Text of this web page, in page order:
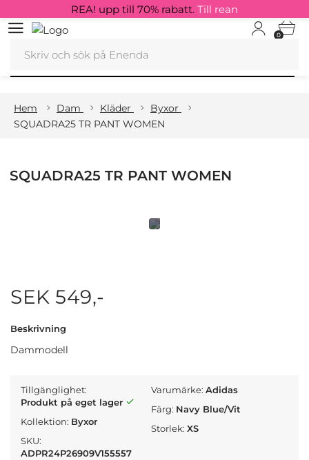
0
REA! upp till 70% rabatt. Till rean
Hem Dam Kläder
Byxor
SQUADRA25 TR PANT WOMEN
SQUADRA25 TR PANT WOMEN
SEK 549,-
Beskrivning
Dammodell
Tillgänglighet:
Produkt på eget lager
Kollektion: Byxor
SKU:
ADPR24P26909V155557
Varumärke:Adidas
Färg: Navy Blue/Vit
Storlek:XS